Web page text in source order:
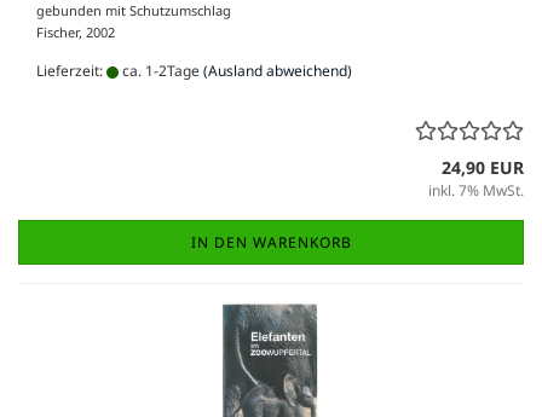
gebunden mit Schutzumschlag
Fischer, 2002
Lieferzeit: ca. 1-2Tage(Ausland abweichend)
24,90 EUR
inkl. 7% MwSt.
IN DEN WARENKORB